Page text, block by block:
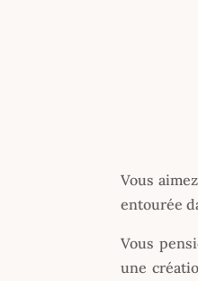
Vous
entourée
Vous
une